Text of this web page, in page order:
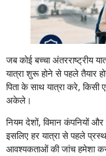
जब कोई बच्चा अंतरराष्ट्रीय
यात्रा शुरू होने से पहले तैयार
पिता के साथ यात्रा करे,
अकेले।
नियम देशों, विमान कंपनियों
इसलिए हर यात्रा से पहले
आवश्यकताओं की जांच हमेशा